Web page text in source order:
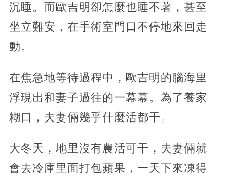
沉睡。而歐吉明卻怎麼也睡不著，甚至
坐立難安，在手術室門口不停地來回走
動。
在焦急地等待過程中，歐吉明的腦海里
浮現出和妻子過往的一幕幕。為了養家
糊口，夫妻倆幾乎什麼活都干。
大冬天，地里沒有農活可干，夫妻倆就
會去冷庫里面打包蘋果，一天下來凍得